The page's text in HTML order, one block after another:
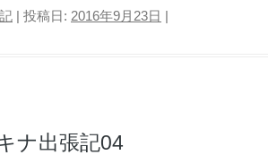
| 投稿日: 2016年9月23日
ナ出張記04